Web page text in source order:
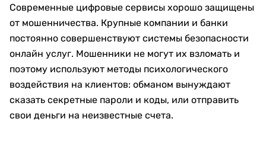
Современные цифровые сервисы хорошо защищены
от мошенничества. Крупные компании и банки
постоянно совершенствуют системы безопасности
онлайн услуг. Мошенники не могут их взломать и
поэтому используют методы психологического
воздействия на клиентов: обманом вынуждают
сказать секретные пароли и коды, или отправить
свои деньги на неизвестные счета.